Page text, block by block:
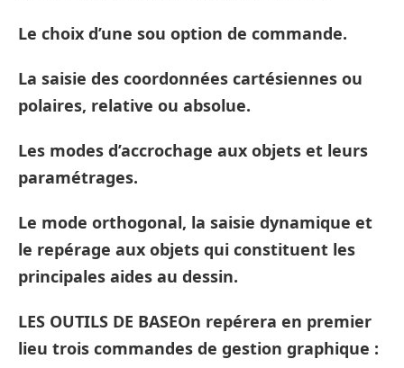
Le choix d’une sou option de commande.
La saisie des coordonnées cartésiennes ou
polaires, relative ou absolue.
Les modes d’accrochage aux objets et leurs
paramétrages.
Le mode orthogonal, la saisie dynamique et
le repérage aux objets qui constituent les
principales aides au dessin.
LES OUTILS DE BASEOn repérera en premier
lieu trois commandes de gestion graphique :